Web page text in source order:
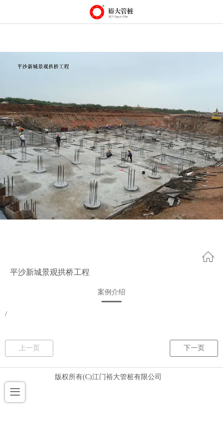
平沙新城景观拱桥工程
案例介绍
/
上一页 下一页
版权所有(C)江门裕大管桩有限公司